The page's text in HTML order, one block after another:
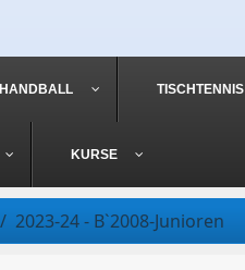
HANDBALL TISCHTENNIS
KURSE
2023-24 - B`2008-Junioren